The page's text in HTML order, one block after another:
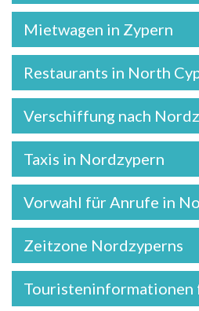
Mietwagen in Zypern
Restaurants in North
Verschiffung nach
Taxis in Nordzypern
Vorwahl für Anrufe in
Zeitzone Nordzyperns
Touristeninformationen